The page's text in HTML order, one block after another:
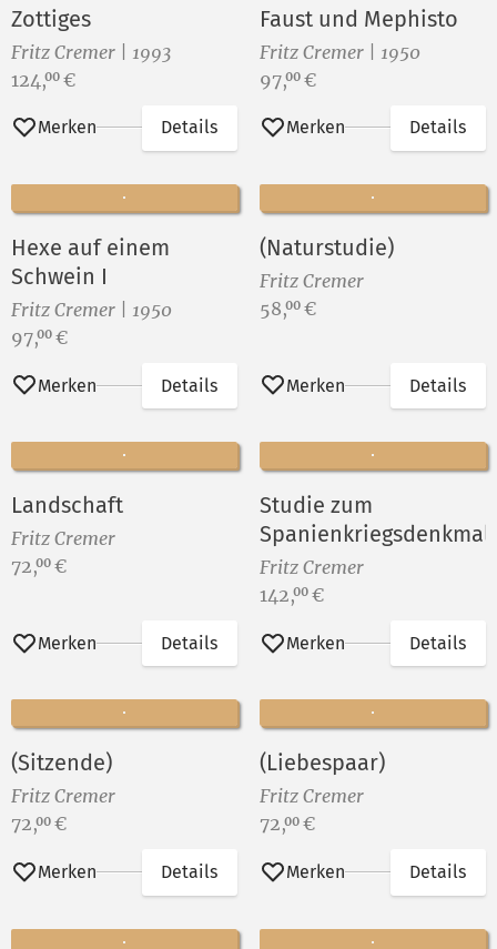
Zottiges
Fritz Cremer | 1993
Preis:
124,00 €
Merken Details
Faust und Mephisto
Fritz Cremer | 1950
Preis:
97,00 €
Merken Details
Hexe auf einem
Schwein I
Fritz Cremer | 1950
Preis:
97,00 €
Merken Details
(Naturstudie)
Fritz Cremer
Preis:
58,00 €
Merken Details
Landschaft
Fritz Cremer
Preis:
72,00 €
Merken Details
Studie zum
Spanienkriegsdenkmal
Fritz Cremer
Preis:
142,00 €
Merken Details
(Sitzende)
Fritz Cremer
Preis:
72,00 €
Merken Details
(Liebespaar)
Fritz Cremer
Preis:
72,00 €
Merken Details